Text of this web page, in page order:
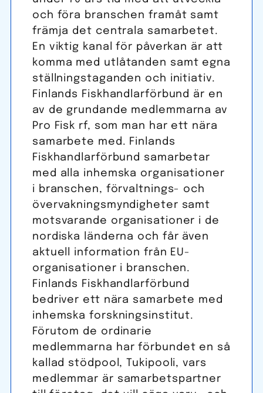
och föra branschen framåt samt
främja det centrala samarbetet.
En viktig kanal för påverkan är att
komma med utlåtanden samt egna
ställningstaganden och initiativ.
Finlands Fisk­handlar­förbund är en
av de grundande med­lemmarna av
Pro Fisk rf, som man har ett nära
samarbete med. Finlands
Fiskhandlarförbund samarbetar
med alla inhemska organisationer
i branschen, för­valtnings- och
över­vaknings­myndigheter samt
motsvarande organisationer i de
nordiska länderna och får även
aktuell information från EU-
organisationer i branschen.
Finlands Fiskhandlarförbund
bedriver ett nära samarbete med
inhemska forskningsinstitut.
Förutom de ordinarie
medlemmarna har förbundet en så
kallad stödpool, Tukipooli, vars
medlemmar är samarbetspartner